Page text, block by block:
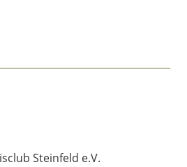
Steinfeld e.V.